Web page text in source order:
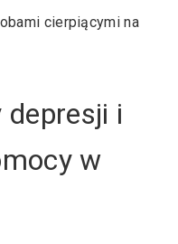
cierpiącymi na
i
w